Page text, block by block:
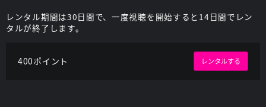
レンタル期間は30日間で、一度視聴を開始すると14日間でレン
タルが終了します。
400ポイント レンタルする